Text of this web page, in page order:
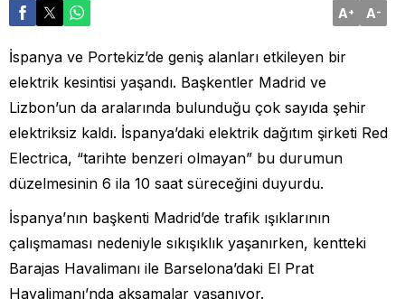
A+ A-
İspanya ve Portekiz’de geniş alanları etkileyen bir
elektrik kesintisi yaşandı. Başkentler Madrid ve
Lizbon’un da aralarında bulunduğu çok sayıda şehir
elektriksiz kaldı. İspanya’daki elektrik dağıtım şirketi Red
Electrica, “tarihte benzeri olmayan” bu durumun
düzelmesinin 6 ila 10 saat süreceğini duyurdu.
İspanya’nın başkenti Madrid’de trafik ışıklarının
çalışmaması nedeniyle sıkışıklık yaşanırken, kentteki
Barajas Havalimanı ile Barselona’daki El Prat
Havalimanı’nda aksamalar yaşanıyor.